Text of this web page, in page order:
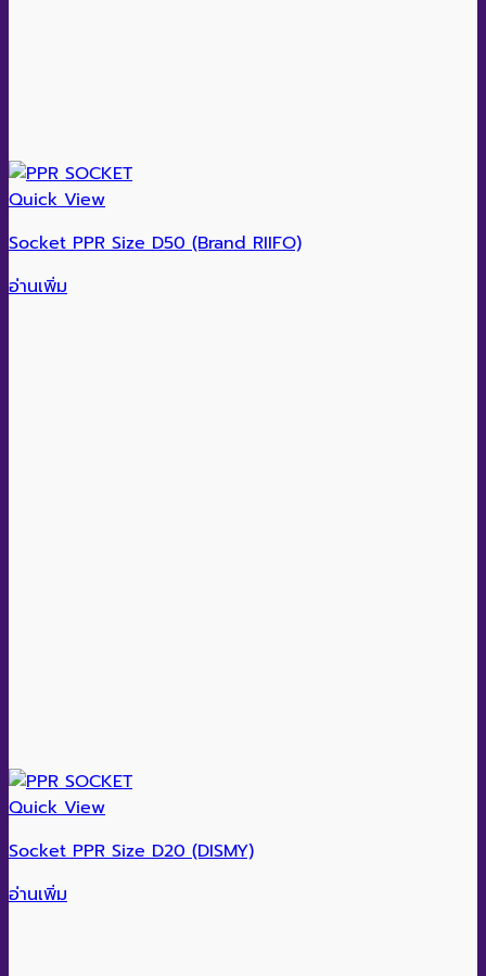
Quick View
Socket PPR Size D50 (Brand RIIFO)
อ่านเพิ่ม
Quick View
Socket PPR Size D20 (DISMY)
อ่านเพิ่ม